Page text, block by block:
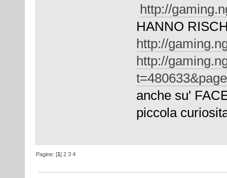
http://
HANNO
http://
http://
anche su'
piccola
Pagine: [1]2 3 4